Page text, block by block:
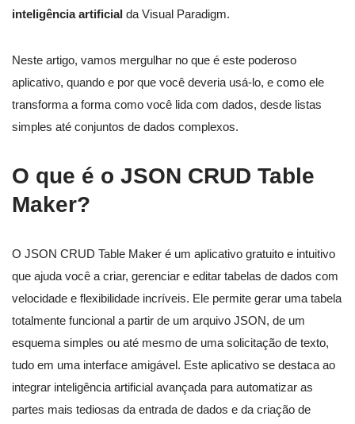
inteligência artificial da Visual Paradigm.
Neste artigo, vamos mergulhar no que é este poderoso
aplicativo, quando e por que você deveria usá-lo, e como ele
transforma a forma como você lida com dados, desde listas
simples até conjuntos de dados complexos.
O que é o JSON CRUD Table
Maker?
O JSON CRUD Table Maker é um aplicativo gratuito e intuitivo
que ajuda você a criar, gerenciar e editar tabelas de dados com
velocidade e flexibilidade incríveis. Ele permite gerar uma tabela
totalmente funcional a partir de um arquivo JSON, de um
esquema simples ou até mesmo de uma solicitação de texto,
tudo em uma interface amigável. Este aplicativo se destaca ao
integrar inteligência artificial avançada para automatizar as
partes mais tediosas da entrada de dados e da criação de